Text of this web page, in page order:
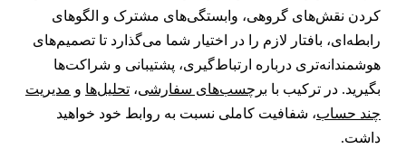
نقش‌های گروهی، وابستگی‌های مشترک و الگوهای
بافتار لازم را در اختیار شما می‌گذارد تا تصمیم‌های
درباره ارتباط‌گیری، پشتیبانی و شراکت‌ها
در ترکیب بابرچسب‌های سفارشی ،تحلیل‌هاومدیریت
حساب، شفافیت کاملی نسبت به روابط خود خواهید